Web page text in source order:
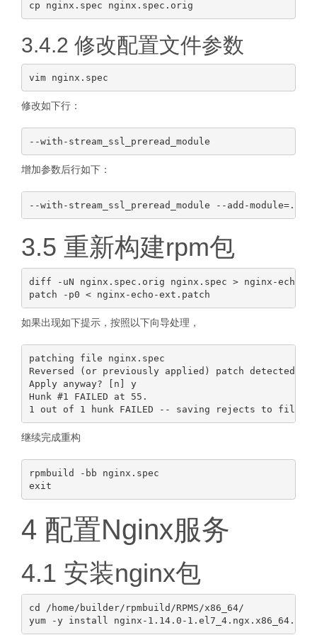
3.4.2 修改配置文件参数
修改如下行：
增加参数后行如下：
3.5 重新构建rpm包
diff -uN nginx.spec.orig nginx.spec > nginx-echo-
如果出现如下提示，按照以下向导处理，
patching file nginx.spec
Reversed (or previously applied) patch detected!
Apply anyway? [n] y
Hunk #1 FAILED at 55.
继续完成重构
rpmbuild -bb nginx.spec
4 配置Nginx服务
4.1 安装nginx包
cd /home/builder/rpmbuild/RPMS/x86_64/